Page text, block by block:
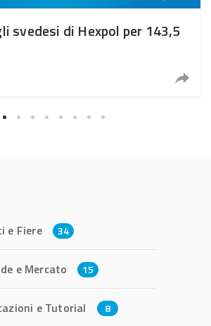
svedesi di Hexpol per 143,5
e Fiere 34
e Mercato 15
e Tutorial 8